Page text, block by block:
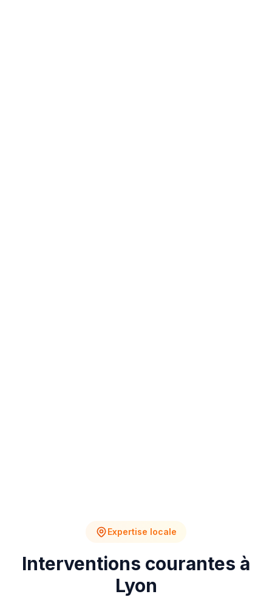
Expertise locale
Interventions courantes à
Lyon